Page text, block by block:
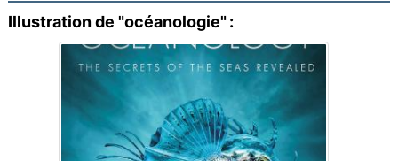
Illustration de "océanologie" :